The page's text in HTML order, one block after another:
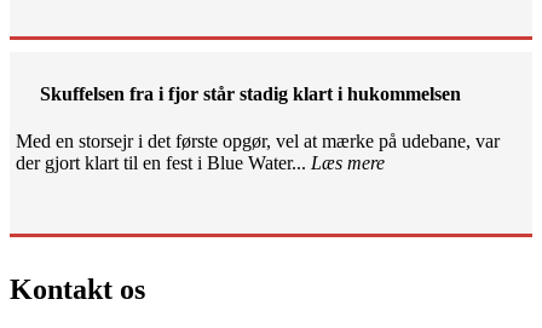
Skuffelsen fra i fjor står stadig klart i hukommelsen
Med en storsejr i det første opgør, vel at mærke på udebane, var
der gjort klart til en fest i Blue Water... Læs mere
Kontakt os